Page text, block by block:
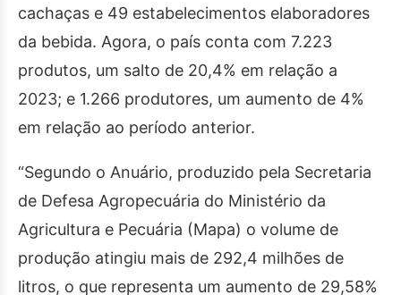
cachaças e 49 estabelecimentos elaboradores
da bebida. Agora, o país conta com 7.223
produtos, um salto de 20,4% em relação a
2023; e 1.266 produtores, um aumento de 4%
em relação ao período anterior.
“Segundo o Anuário, produzido pela Secretaria
de Defesa Agropecuária do Ministério da
Agricultura e Pecuária (Mapa) o volume de
produção atingiu mais de 292,4 milhões de
litros, o que representa um aumento de 29,58%